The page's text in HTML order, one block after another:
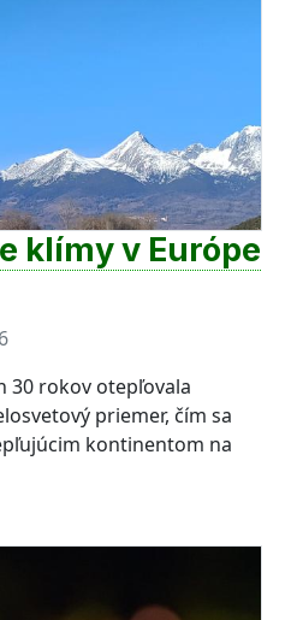
klímy v Európe
30 rokov otepľovala
priemer, čím sa
kontinentom na